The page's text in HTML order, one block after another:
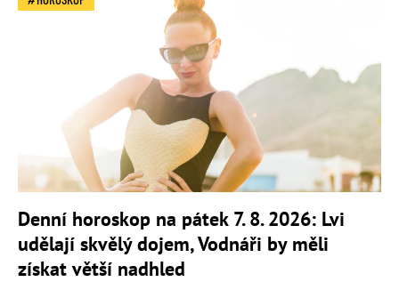
Denní horoskop na pátek 7. 8. 2026: Lvi
udělají skvělý dojem, Vodnáři by měli
získat větší nadhled